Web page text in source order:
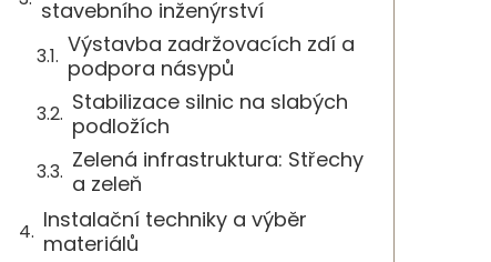
stavebního inženýrství
Výstavba zadržovacích zdí a
podpora násypů
Stabilizace silnic na slabých
podložích
Zelená infrastruktura: Střechy
a zeleň
Instalační techniky a výběr
materiálů